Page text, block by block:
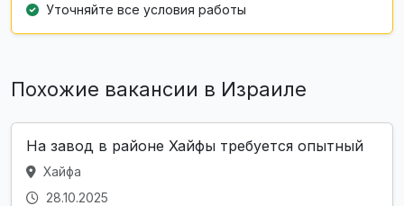
Уточняйте все условия работы
Похожие вакансии в Израиле
На завод в районе Хайфы требуется опытный
Хайфа
28.10.2025